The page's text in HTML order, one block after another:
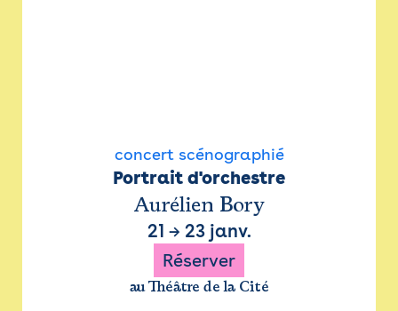
concert scénographié
Portrait d'orchestre
Aurélien Bory
21 → 23 janv.
Réserver
au Théâtre de la Cité